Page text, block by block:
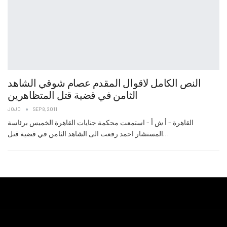
النص الكامل لاقوال المقدم عصام شوقي الشاهد
الثامن في قضية قتل المتظاهرين
JOJO SEP 8, 2011
القاهرة - أ ش أ - استمعت محكمة جنايات القاهرة الخميس برئاسة
المستشار احمد رفعت الى الشاهد الثامن في قضية قتل…